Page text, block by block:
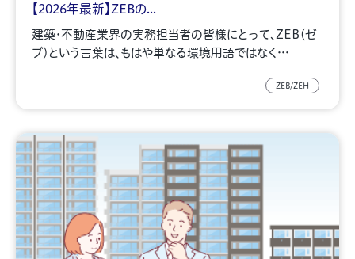
【2026年最新】ZEBの...
建築・不動産業界の実務担当者の皆様にとって、ZEB（ゼ
ブ）という言葉は、もはや単なる環境用語ではなく…
ZEB/ZEH